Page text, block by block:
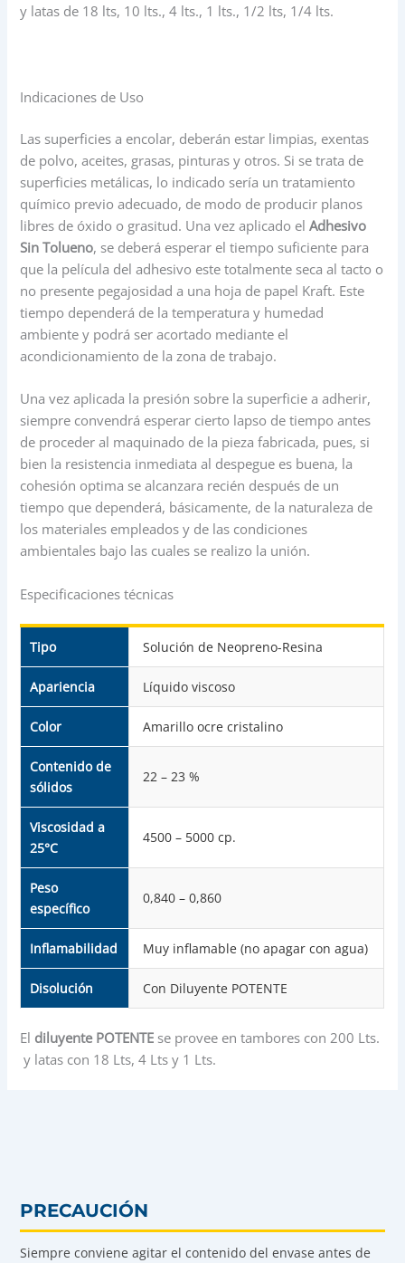
y latas de 18 lts, 10 lts., 4 lts., 1 lts., 1/2 lts, 1/4 lts.
Indicaciones de Uso
Las superficies a encolar, deberán estar limpias, exentas
de polvo, aceites, grasas, pinturas y otros. Si se trata de
superficies metálicas, lo indicado sería un tratamiento
químico previo adecuado, de modo de producir planos
libres de óxido o grasitud. Una vez aplicado elAdhesivo
Sin Tolueno, se deberá esperar el tiempo suficiente para
que la película del adhesivo este totalmente seca al tacto o
no presente pegajosidad a una hoja de papel Kraft. Este
tiempo dependerá de la temperatura y humedad
ambiente y podrá ser acortado mediante el
acondicionamiento de la zona de trabajo.
Una vez aplicada la presión sobre la superficie a adherir,
siempre convendrá esperar cierto lapso de tiempo antes
de proceder al maquinado de la pieza fabricada, pues, si
bien la resistencia inmediata al despegue es buena, la
cohesión optima se alcanzara recién después de un
tiempo que dependerá, básicamente, de la naturaleza de
los materiales empleados y de las condiciones
ambientales bajo las cuales se realizo la unión.
Especificaciones técnicas
Tipo Solución de Neopreno-Resina
Apariencia Líquido viscoso
Color Amarillo ocre cristalino
Contenido de
sólidos
22 – 23 %
Viscosidad a
25°C
4500 – 5000 cp.
Peso
específico
0,840 – 0,860
Inflamabilidad Muy inflamable (no apagar con agua)
Disolución Con Diluyente POTENTE
El diluyente POTENTE se provee en tambores con 200 Lts.
y latas con 18 Lts, 4 Lts y 1 Lts.
PRECAUCIÓN
Siempre conviene agitar el contenido del envase antes de